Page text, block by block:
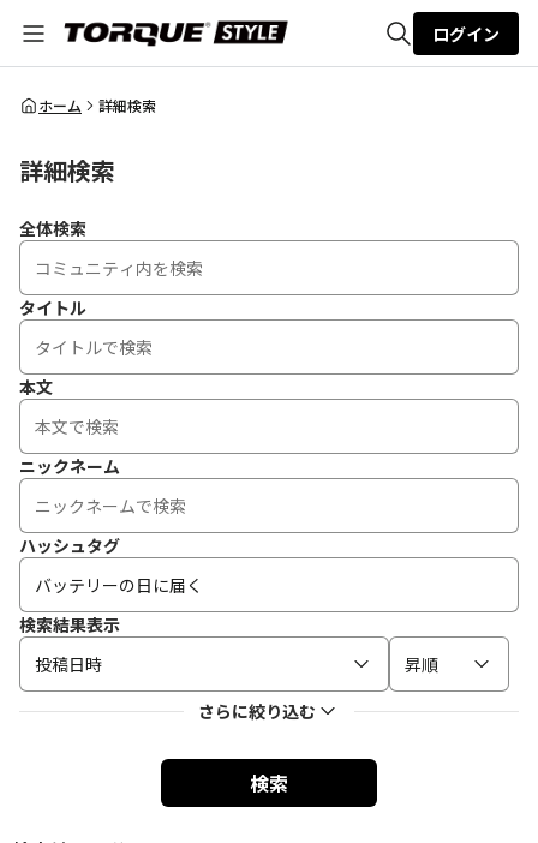
全体検索
ログイン
ホーム 詳細検索
詳細検索
全体検索
タイトル
本文
ニックネーム
ハッシュタグ
検索結果表示
投稿日時
昇順
さらに絞り込む
検索